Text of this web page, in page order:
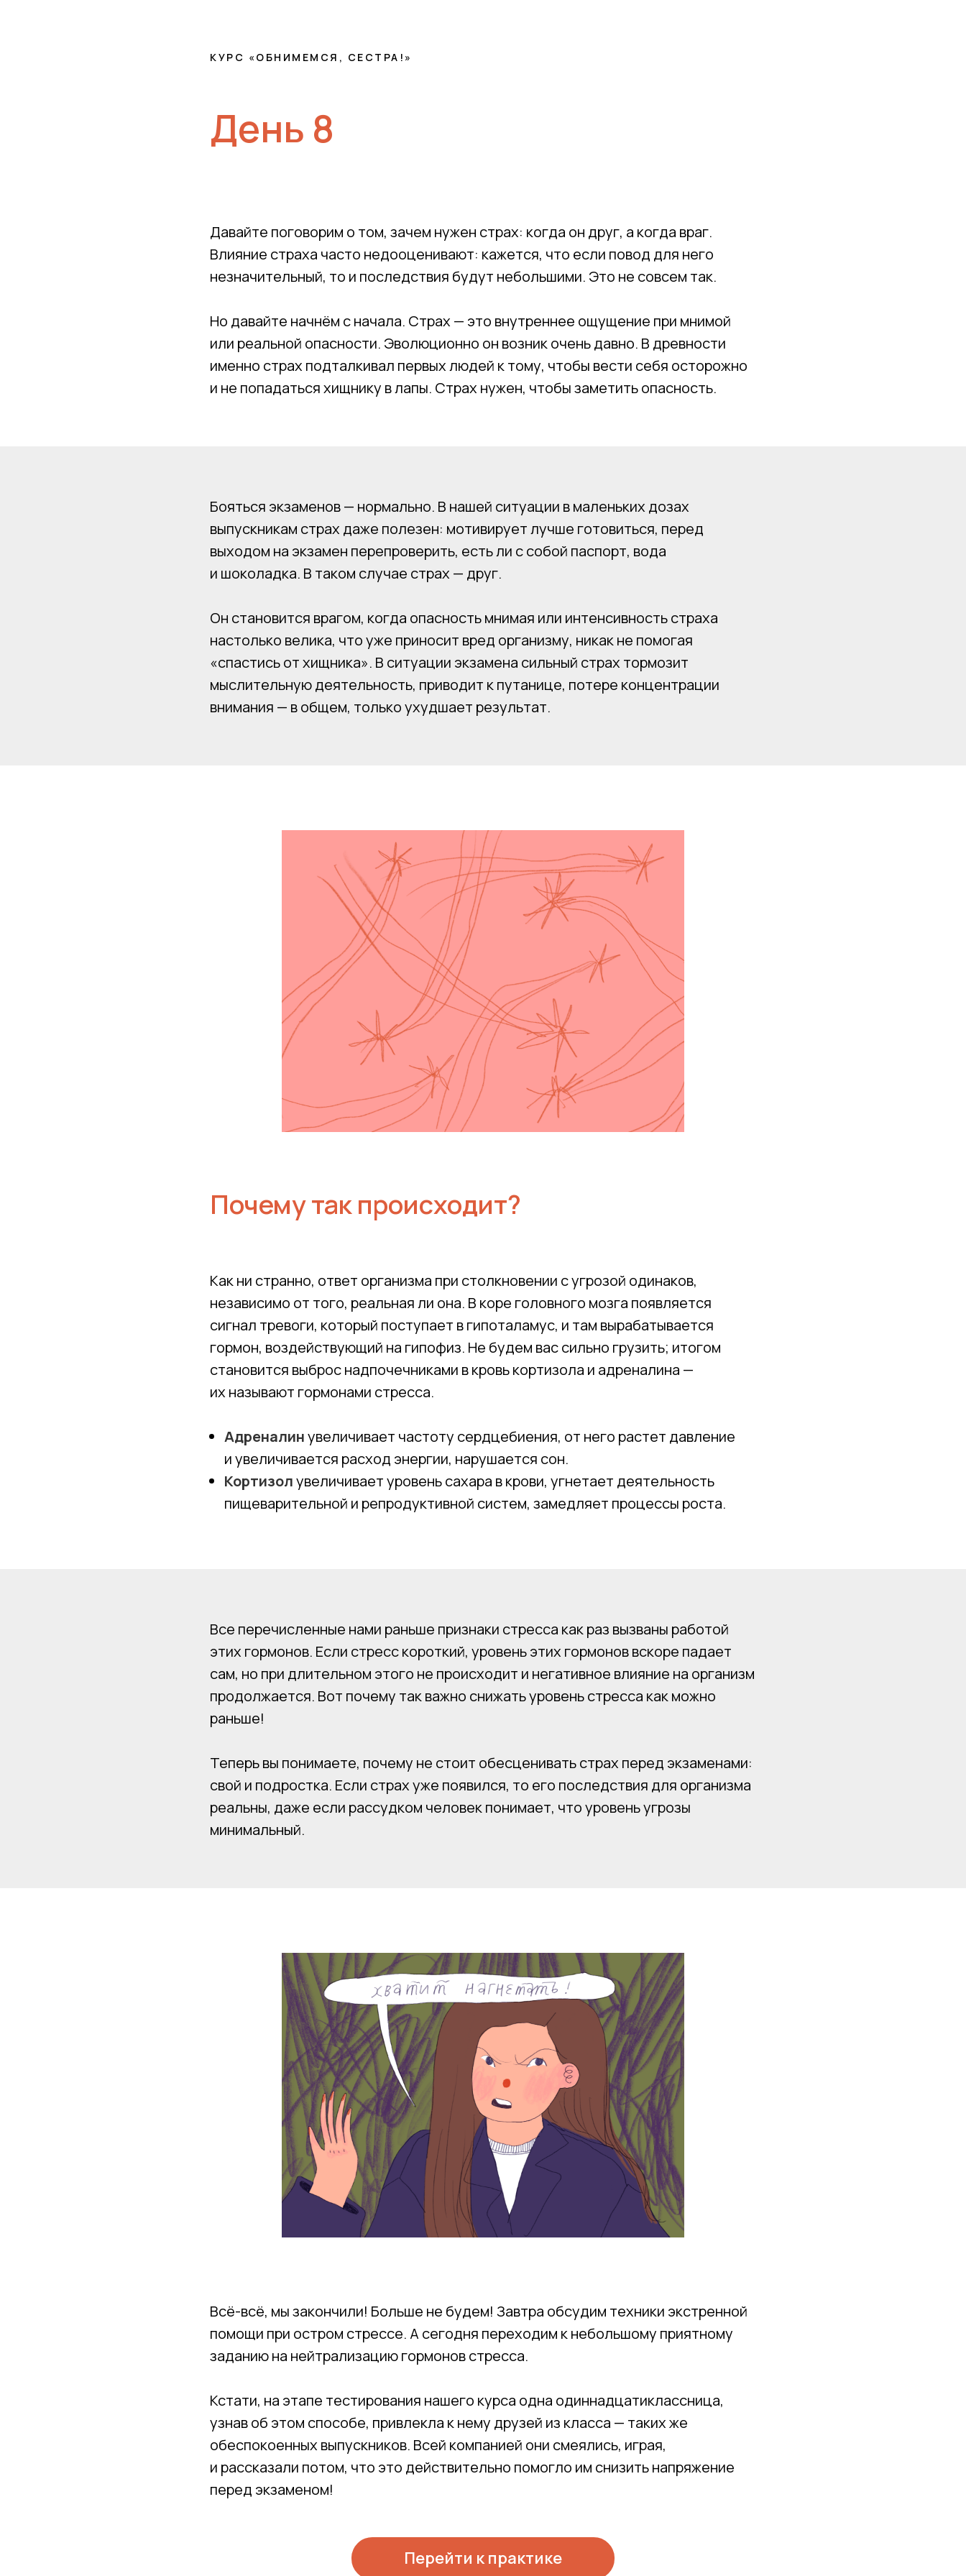
КУРС «ОБНИМЕМСЯ, СЕСТРА!»
День 8
Давайте поговорим о том, зачем нужен страх: когда он друг, а когда враг.
Влияние страха часто недооценивают: кажется, что если повод для него
незначительный, то и последствия будут небольшими. Это не совсем так.
Но давайте начнём с начала. Страх — это внутреннее ощущение при мнимой
или реальной опасности. Эволюционно он возник очень давно. В древности
именно страх подталкивал первых людей к тому, чтобы вести себя осторожно
и не попадаться хищнику в лапы. Страх нужен, чтобы заметить опасность.
Бояться экзаменов — нормально. В нашей ситуации в маленьких дозах
выпускникам страх даже полезен: мотивирует лучше готовиться, перед
выходом на экзамен перепроверить, есть ли с собой паспорт, вода
и шоколадка. В таком случае страх — друг.
Он становится врагом, когда опасность мнимая или интенсивность страха
настолько велика, что уже приносит вред организму, никак не помогая
«спастись от хищника». В ситуации экзамена сильный страх тормозит
мыслительную деятельность, приводит к путанице, потере концентрации
внимания — в общем, только ухудшает результат.
Почему так происходит?
Как ни странно, ответ организма при столкновении с угрозой одинаков,
независимо от того, реальная ли она. В коре головного мозга появляется
сигнал тревоги, который поступает в гипоталамус, и там вырабатывается
гормон, воздействующий на гипофиз. Не будем вас сильно грузить; итогом
становится выброс надпочечниками в кровь кортизола и адреналина —
их называют гормонами стресса.
Адреналинувеличивает частоту сердцебиения, от него растет давление
и увеличивается расход энергии, нарушается сон.
Кортизолувеличивает уровень сахара в крови, угнетает деятельность
пищеварительной и репродуктивной систем, замедляет процессы роста.
Все перечисленные нами раньше признаки стресса как раз вызваны работой
этих гормонов. Если стресс короткий, уровень этих гормонов вскоре падает
сам, но при длительном этого не происходит и негативное влияние на организм
продолжается. Вот почему так важно снижать уровень стресса как можно
раньше!
Теперь вы понимаете, почему не стоит обесценивать страх перед экзаменами:
свой и подростка. Если страх уже появился, то его последствия для организма
реальны, даже если рассудком человек понимает, что уровень угрозы
минимальный.
Всё-всё, мы закончили! Больше не будем! Завтра обсудим техники экстренной
помощи при остром стрессе. А сегодня переходим к небольшому приятному
заданию на нейтрализацию гормонов стресса.
Кстати, на этапе тестирования нашего курса одна одиннадцатиклассница,
узнав об этом способе, привлекла к нему друзей из класса — таких же
обеспокоенных выпускников. Всей компанией они смеялись, играя,
и рассказали потом, что это действительно помогло им снизить напряжение
перед экзаменом!
Перейти к практике